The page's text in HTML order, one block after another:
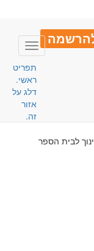
Toggle
תפריט
ראשי.
דלג על
אזור
זה.
לבית הספר